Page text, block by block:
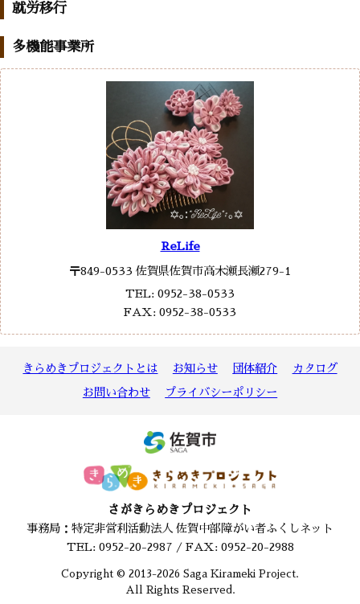
就労移行
多機能事業所
ReLife
〒849-0533 佐賀県佐賀市高木瀬長瀬279-1
TEL: 0952-38-0533
FAX: 0952-38-0533
きらめきプロジェクトとは お知らせ 団体紹介 カタログ
お問い合わせ プライバシーポリシー
さがきらめきプロジェクト
事務局：特定非営利活動法人 佐賀中部障がい者ふくしネット
TEL: 0952-20-2987 / FAX: 0952-20-2988
Copyright © 2013-2026 Saga Kirameki Project.
All Rights Reserved.